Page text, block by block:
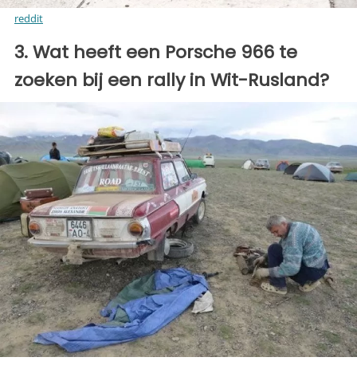
reddit
3. Wat heeft een Porsche 966 te
zoeken bij een rally in Wit-Rusland?